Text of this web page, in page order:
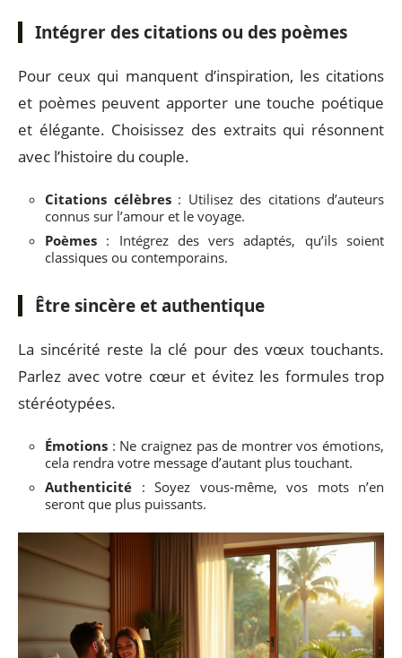
Intégrer des citations ou des poèmes
Pour ceux qui manquent d’inspiration, les citations
et poèmes peuvent apporter une touche poétique
et élégante. Choisissez des extraits qui résonnent
avec l’histoire du couple.
Citations célèbres: Utilisez des citations d’auteurs
connus sur l’amour et le voyage.
Poèmes : Intégrez des vers adaptés, qu’ils soient
classiques ou contemporains.
Être sincère et authentique
La sincérité reste la clé pour des vœux touchants.
Parlez avec votre cœur et évitez les formules trop
stéréotypées.
Émotions : Ne craignez pas de montrer vos émotions,
cela rendra votre message d’autant plus touchant.
Authenticité : Soyez vous-même, vos mots n’en
seront que plus puissants.